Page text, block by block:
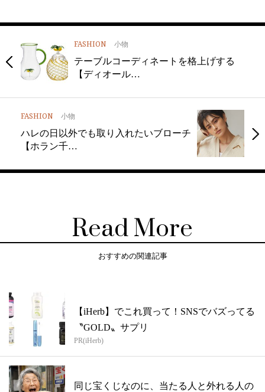
FASHION 小物
テーブルコーディネートを格上げする
【ディオール…
FASHION 小物
ハレの日以外でも取り入れたいブローチ
【ホラン千…
Read More
おすすめの関連記事
【iHerb】でこれ買って！SNSでバズってる
〝GOLD〟サプリ
PR(iHerb)
同じ宝くじなのに、当たる人と外れる人の